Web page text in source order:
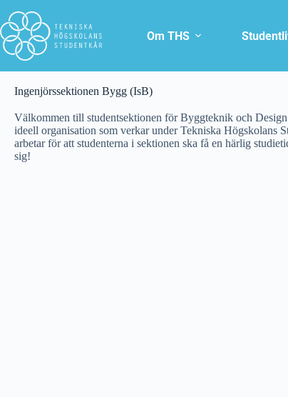
Om THS
Ingenjörssektionen Bygg (IsB)
Välkommen till studentsektionen för Byggteknik och
ideell organisation som verkar under Tekniska Högskolans
arbetar för att studenterna i sektionen ska få en härlig
sig!